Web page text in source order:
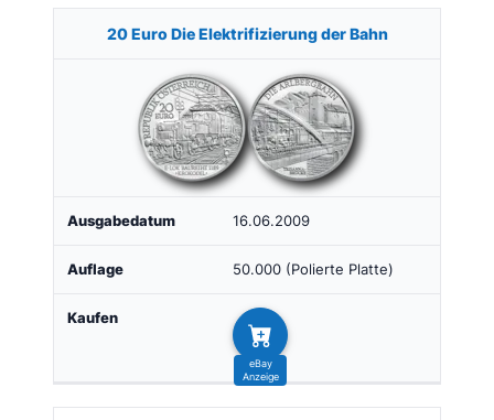
20 Euro Die Elektrifizierung der Bahn
16.06.2009
50.000 (Polierte Platte)